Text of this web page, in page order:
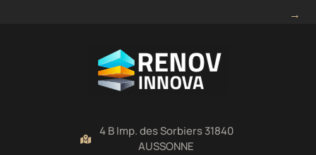
→
4 B Imp. des Sorbiers 31840
AUSSONNE